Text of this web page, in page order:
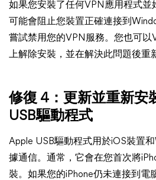
如果您安裝了任何VPN應用程式並
可能會阻止您裝置正確連接到
嘗試禁用您的VPN服務。您也可以
上解除安裝，並在解決此問題後重
修復 4：更新並重新安
USB驅動程式
Apple USB驅動程式用於iOS裝置
據通信。通常，它會在您首次將
裝。如果您的iPhone仍未連接到電